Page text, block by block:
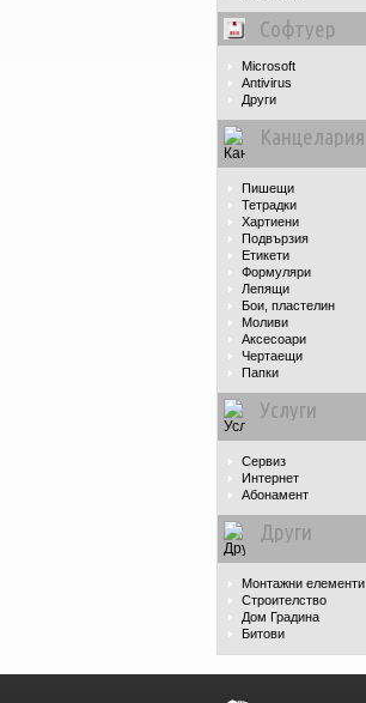
Софтуер
Microsoft
Antivirus
Други
Канцелария
Пишещи
Тетрадки
Хартиени
Подвързия
Етикети
Формуляри
Лепящи
Бои, пластелин
Моливи
Аксесоари
Чертаещи
Папки
Услуги
Сервиз
Интернет
Абонамент
Други
Монтажни елементи
Строителство
Дом Градина
Битови